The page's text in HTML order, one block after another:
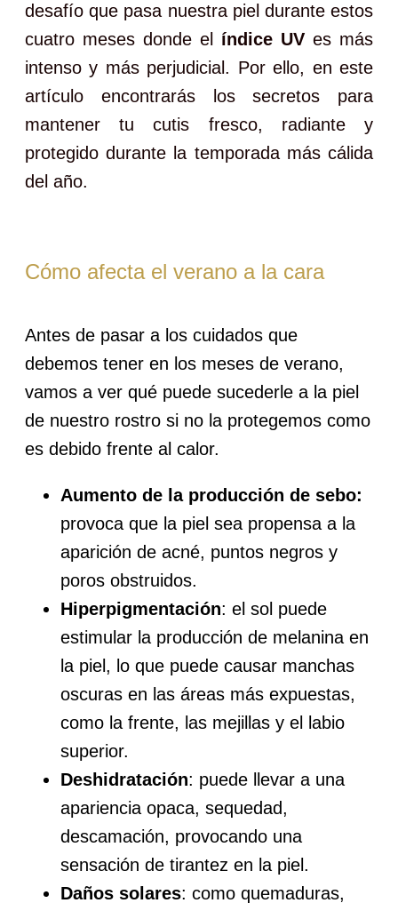
desafío que pasa nuestra piel durante estos
cuatro meses donde el índice UV es más
intenso y más perjudicial. Por ello, en este
artículo encontrarás los secretos para
mantener tu cutis fresco, radiante y
protegido durante la temporada más cálida
del año.
Cómo afecta el verano a la cara
Antes de pasar a los cuidados que
debemos tener en los meses de verano,
vamos a ver qué puede sucederle a la piel
de nuestro rostro si no la protegemos como
es debido frente al calor.
Aumento de la producción de sebo:
provoca que la piel sea propensa a la
aparición de acné, puntos negros y
poros obstruidos.
Hiperpigmentación: el sol puede
estimular la producción de melanina en
la piel, lo que puede causar manchas
oscuras en las áreas más expuestas,
como la frente, las mejillas y el labio
superior.
Deshidratación: puede llevar a una
apariencia opaca, sequedad,
descamación, provocando una
sensación de tirantez en la piel.
Daños solares: como quemaduras,